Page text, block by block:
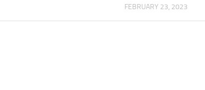
FEBRUARY 23, 2023